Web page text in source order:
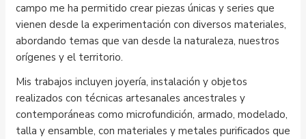
campo me ha permitido crear piezas únicas y series que
vienen desde la experimentación con diversos materiales,
abordando temas que van desde la naturaleza, nuestros
orígenes y el territorio.
Mis trabajos incluyen joyería, instalación y objetos
realizados con técnicas artesanales ancestrales y
contemporáneas como microfundición, armado, modelado,
talla y ensamble, con materiales y metales purificados que